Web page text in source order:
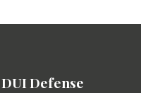
Defense